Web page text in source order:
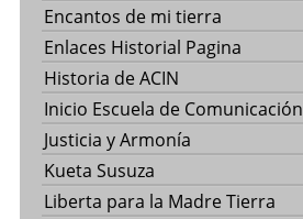
Encantos de mi tierra
Enlaces Historial Pagina
Historia de ACIN
Inicio Escuela de Comunicación
Justicia y Armonía
Kueta Susuza
Liberta para la Madre Tierra